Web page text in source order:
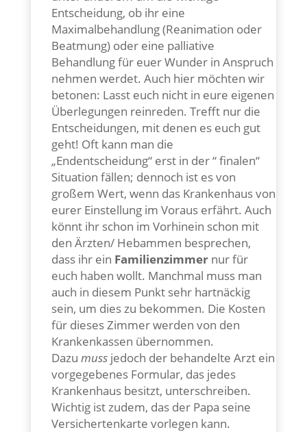
Entscheidung, ob ihr eine
Maximalbehandlung (Reanimation oder
Beatmung) oder eine palliative
Behandlung für euer Wunder in Anspruch
nehmen werdet. Auch hier möchten wir
betonen: Lasst euch nicht in eure eigenen
Überlegungen reinreden. Trefft nur die
Entscheidungen, mit denen es euch gut
geht! Oft kann man die
„Endentscheidung“ erst in der “ finalen“
Situation fällen; dennoch ist es von
großem Wert, wenn das Krankenhaus von
eurer Einstellung im Voraus erfährt. Auch
könnt ihr schon im Vorhinein schon mit
den Ärzten/ Hebammen besprechen,
dass ihr ein Familienzimmernur für
euch haben wollt. Manchmal muss man
auch in diesem Punkt sehr hartnäckig
sein, um dies zu bekommen. Die Kosten
für dieses Zimmer werden von den
Krankenkassen übernommen.
Dazu muss jedoch der behandelte Arzt ein
vorgegebenes Formular, das jedes
Krankenhaus besitzt, unterschreiben.
Wichtig ist zudem, das der Papa seine
Versichertenkarte vorlegen kann.